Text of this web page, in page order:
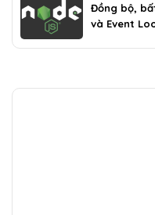
Đồng bộ,
và Event